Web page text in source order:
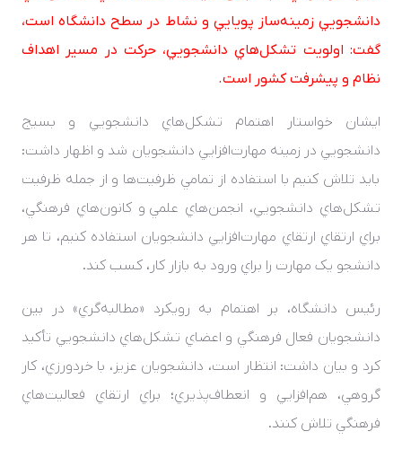
دانشجويي زمينه‌ساز پويايي و نشاط در سطح دانشگاه است،
گفت: اولويت تشکل‌هاي دانشجويي، حرکت در مسير اهداف
نظام و پيشرفت کشور است.
ايشان خواستار اهتمام تشکل‌هاي دانشجويي و بسيج
دانشجويي در زمينه مهارت‌افزايي دانشجويان شد و اظهار داشت:
بايد تلاش کنيم با استفاده از تمامي ظرفيت‌ها و از جمله ظرفيت
تشکل‌هاي دانشجويي، انجمن‌هاي علمي و کانون‌هاي فرهنگي،
براي ارتقاي ارتقاي مهارت‌افزايي دانشجويان استفاده کنيم، تا هر
دانشجو يک مهارت را براي ورود به بازار کار، کسب کند.
رئيس دانشگاه، بر اهتمام به رويکرد «مطالبه‌گري» در بين
دانشجويان فعال فرهنگي و اعضاي تشکل‌هاي دانشجويي تأکيد
کرد و بيان داشت: انتظار است، دانشجويان عزيز، با خردورزي، کار
گروهي، هم‌افزايي و انعطاف‌پذيري؛ براي ارتقاي فعاليت‌هاي
فرهنگي تلاش کنند.